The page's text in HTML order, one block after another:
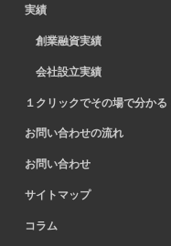
実績
創業融資実績
会社設立実績
１クリックでその場で分か
お問い合わせの流れ
お問い合わせ
サイトマップ
コラム